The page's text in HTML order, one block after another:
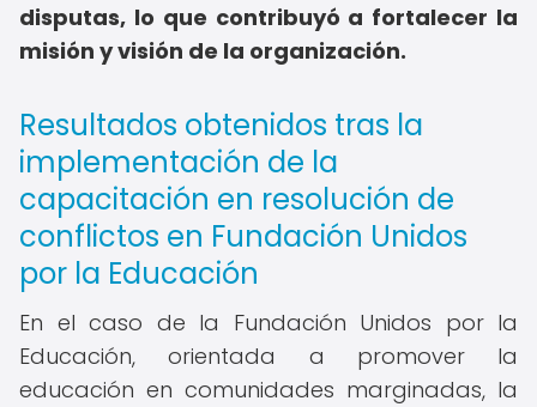
disputas, lo que contribuyó a fortalecer la
misión y visión de la organización.
Resultados obtenidos tras la
implementación de la
capacitación en resolución de
conflictos en Fundación Unidos
por la Educación
En el caso de la Fundación Unidos por la
Educación, orientada a promover la
educación en comunidades marginadas, la